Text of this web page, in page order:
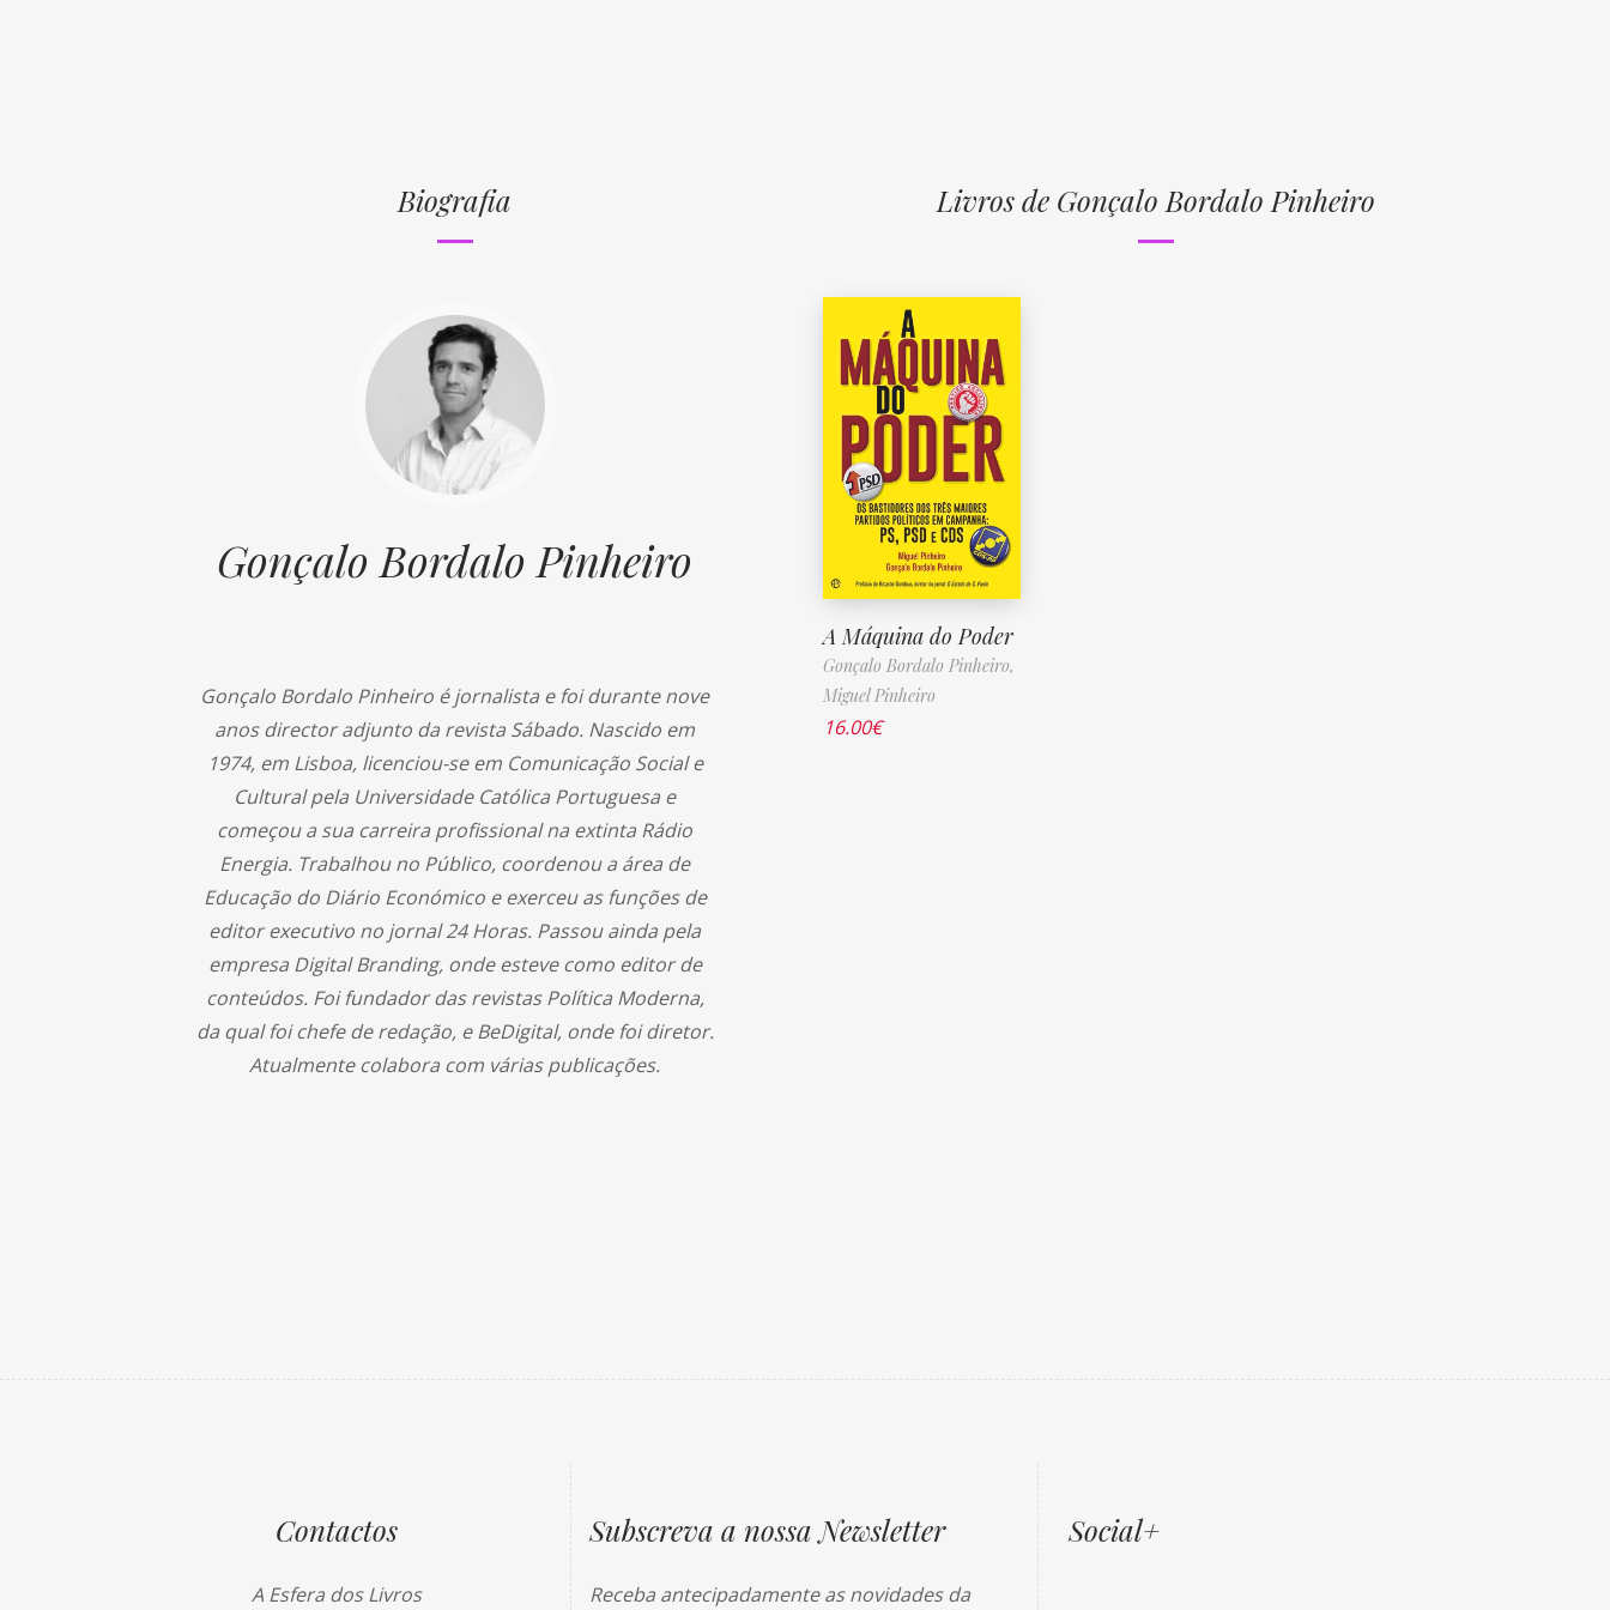
Biografia
Gonçalo Bordalo Pinheiro
Gonçalo Bordalo Pinheiro é jornalista e foi durante nove
anos director adjunto da revista Sábado. Nascido em
1974, em Lisboa, licenciou-se em Comunicação Social e
Cultural pela Universidade Católica Portuguesa e
começou a sua carreira profissional na extinta Rádio
Energia. Trabalhou no Público, coordenou a área de
Educação do Diário Económico e exerceu as funções de
editor executivo no jornal 24 Horas. Passou ainda pela
empresa Digital Branding, onde esteve como editor de
conteúdos. Foi fundador das revistas Política Moderna,
da qual foi chefe de redação, e BeDigital, onde foi diretor.
Atualmente colabora com várias publicações.
Livros de Gonçalo Bordalo Pinheiro
A Máquina do Poder
Gonçalo Bordalo Pinheiro,
Miguel Pinheiro
16.00€
Contactos
A Esfera dos Livros
Subscreva a nossa Newsletter
Receba antecipadamente as novidades da
Social+